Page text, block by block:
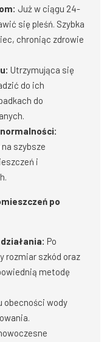
Już w ciągu 24-
się pleśń. Szybka
chroniąc zdrowie
Utrzymująca się
do ich
do
szybsze
i
po
Po
rozmiar szkód oraz
metodę
obecności wody